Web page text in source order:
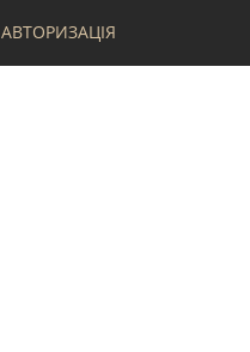
АВТОРИЗАЦІЯ